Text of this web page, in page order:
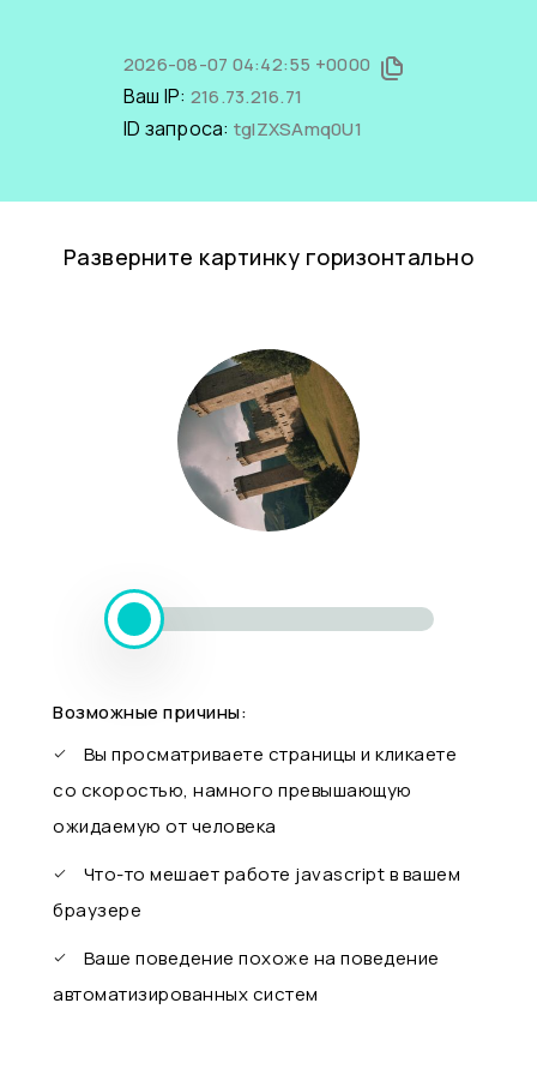
2026-08-07 04:42:55 +0000
Ваш IP: 216.73.216.71
ID запроса: tgIZXSAmq0U1
Разверните картинку горизонтально
Возможные причины:
Вы просматриваете страницы и кликаете
со скоростью, намного превышающую
ожидаемую от человека
Что-то мешает работе javascript в вашем
браузере
Ваше поведение похоже на поведение
автоматизированных систем